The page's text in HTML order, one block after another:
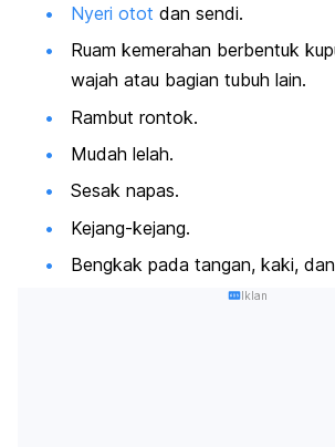
Nyeri otot dan sendi.
Ruam kemerahan berbentuk
wajah atau bagian tubuh lain.
Rambut rontok.
Mudah lelah.
Sesak napas.
Kejang-kejang.
Bengkak pada tangan, kaki,
Iklan